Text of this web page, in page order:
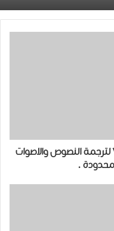
تطبيق Vocre Voice & Text Translator لترجمة النصوص والاصوات
محدودة .